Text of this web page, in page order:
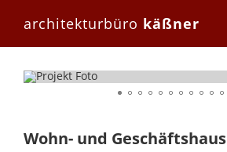
architekturbüro käßner
Wohn- und Geschäftshaus